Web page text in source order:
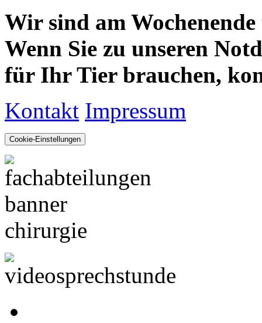
Wir sind am
Wenn Sie zu unseren
für Ihr Tier brauchen,
Kontakt Impressum
Cookie-Einstellungen